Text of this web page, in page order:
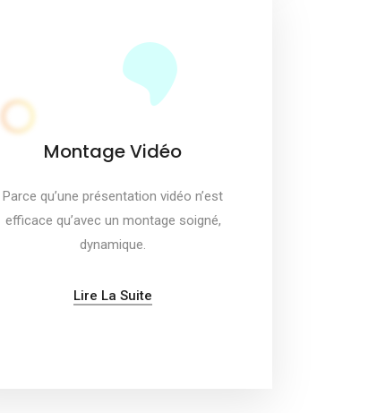
Montage Vidéo
Parce qu’une présentation vidéo n’est
efficace qu’avec un montage soigné,
dynamique.
Lire La Suite